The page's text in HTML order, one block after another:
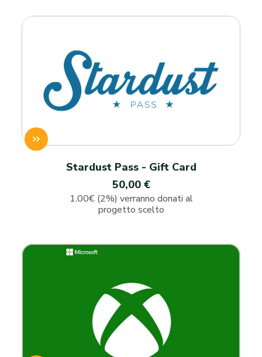
Stardust Pass - Gift Card
50,00 €
1.00€ (2%) verranno donati al
progetto scelto